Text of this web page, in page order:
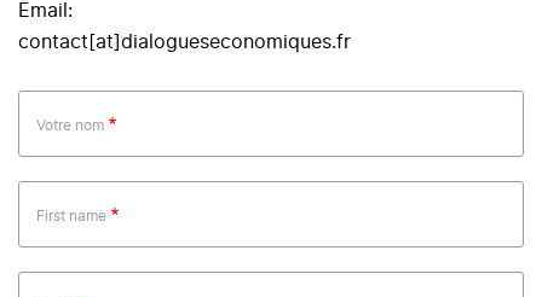
Email:
contact[at]dialogueseconomiques.fr
Votre nom
First name